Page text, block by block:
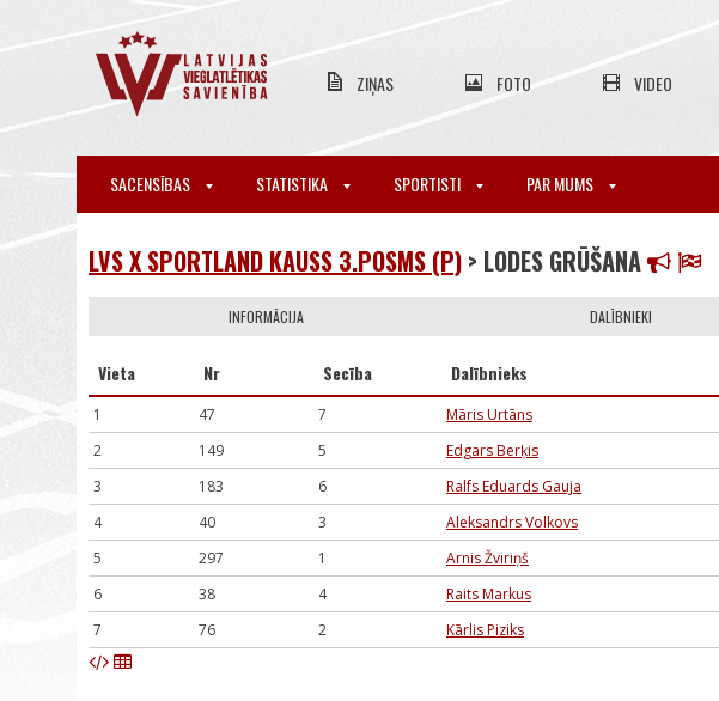
ZIŅAS FOTO VIDEO
SACENSĪBAS STATISTIKA SPORTISTI PAR MUMS
LVS X SPORTLAND KAUSS 3.POSMS (P) > LODES GRŪŠANA
INFORMĀCIJA DALĪBNIEKI
Vieta Nr Secība Dalībnieks
1 47 7 Māris Urtāns
2
149 5 Edgars Berķis
3
183 6 Ralfs Eduards Gauja
4
40 3 Aleksandrs Volkovs
5
297 1 Arnis Žviriņš
6
38 4 Raits Markus
7
76 2 Kārlis Piziks